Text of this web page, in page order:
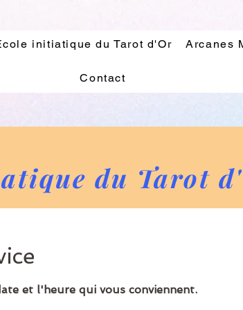
initiatique du Tarot d'Or Arcanes
Contact
du Tarot
et l'heure qui vous conviennent.